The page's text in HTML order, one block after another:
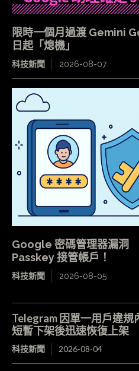
限時一個月過渡 Gemini
日起「熄機」
科技新聞 2026-08-07
Google 密碼管理器漏洞
Passkey 接管帳戶！
科技新聞 2026-08-05
Telegram 因單一用戶違
短暫下架後迅速恢復上架
科技新聞 2026-08-04